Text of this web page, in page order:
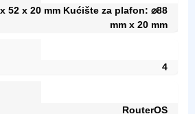
52 x 20 mm Kućište za plafon: ⌀88
mm x 20 mm
4
RouterOS